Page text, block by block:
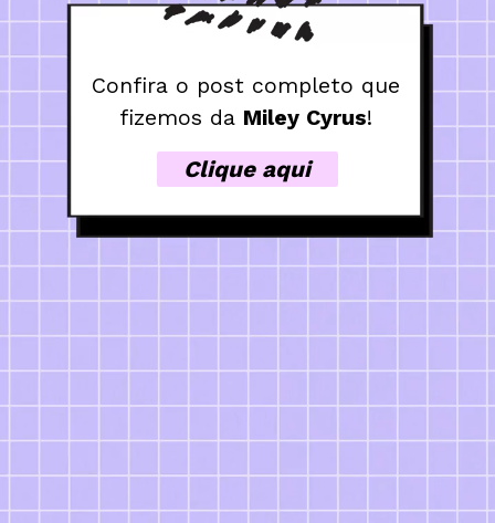
Clique aqui
Confira o post completo que
fizemos da Miley Cyrus!